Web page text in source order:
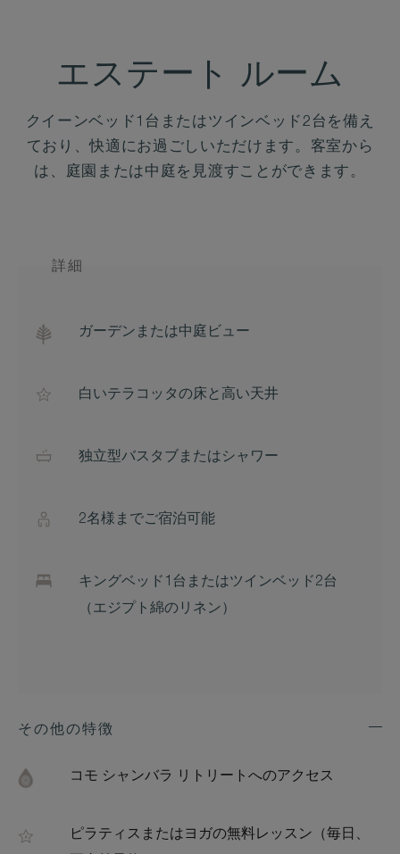
エステート ルーム
クイーンベッド1台またはツインベッド2台を備え
ており、快適にお過ごしいただけます。客室から
は、庭園または中庭を見渡すことができます。
詳細
ガーデンまたは中庭ビュー
白いテラコッタの床と高い天井
独立型バスタブまたはシャワー
2名様までご宿泊可能
キングベッド1台またはツインベッド2台
（エジプト綿のリネン）
その他の特徴
コモ シャンバラ リトリートへのアクセス
ピラティスまたはヨガの無料レッスン（毎日、